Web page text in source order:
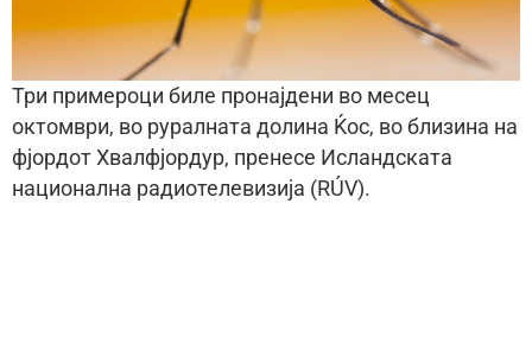
Три примероци биле пронајдени во месец
октомври, во руралната долина Ќос, во близина на
фјордот Хвалфјордур, пренесе Исландската
национална радиотелевизија (RÚV).